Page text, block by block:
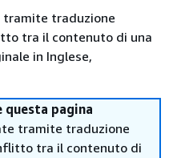
tramite traduzione
tra il contenuto di una
in Inglese,
pagina
tramite traduzione
tra il contenuto di